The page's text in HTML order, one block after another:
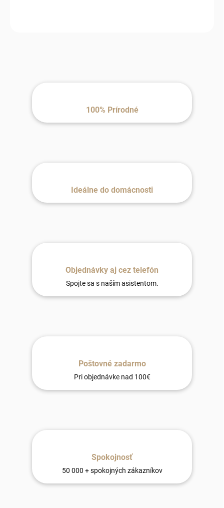
100% Prírodné
Ideálne do domácnosti
Objednávky aj cez telefón
Spojte sa s naším asistentom.
Poštovné zadarmo
Pri objednávke nad 100€
Spokojnosť
50 000 + spokojných zákazníkov